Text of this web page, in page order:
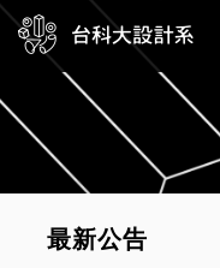
最新公告